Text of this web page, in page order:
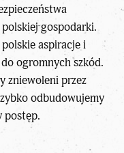
gospodarki.
aspiracje i
ogromnych szkód.
zniewoleni przez
odbudowujemy
postęp.